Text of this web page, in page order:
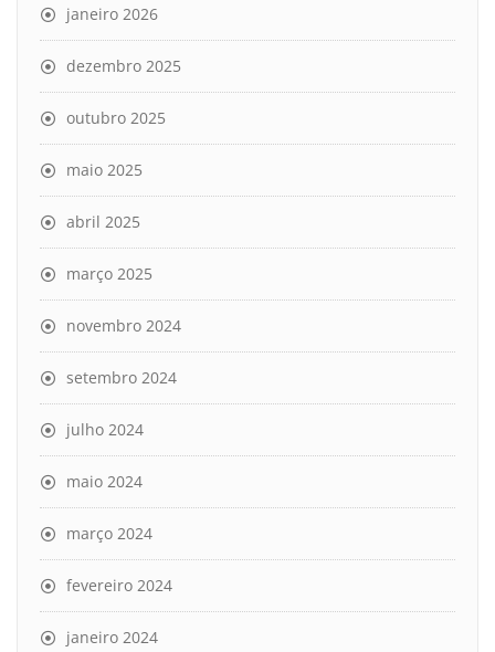
janeiro 2026
dezembro 2025
outubro 2025
maio 2025
abril 2025
março 2025
novembro 2024
setembro 2024
julho 2024
maio 2024
março 2024
fevereiro 2024
janeiro 2024